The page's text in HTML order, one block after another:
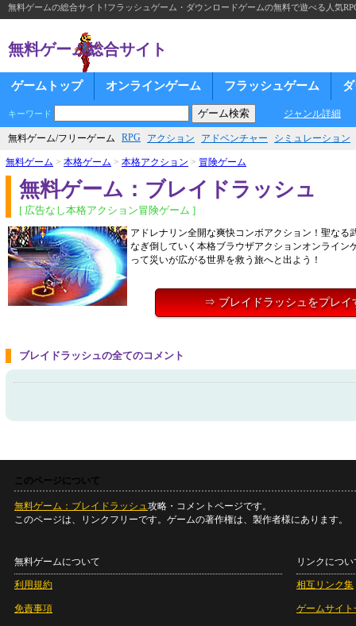
無料ゲームの総合サイト!フラッシュゲーム・ダウンロードゲームの無料で遊べる人気
無料ゲーム総合サイト
ゲームトップ オンラインゲーム フラッシュゲーム
キーワード ジャンル詳細
無料ゲーム/フリーゲーム RPG アクション アドベンチャー シミュレーション
無料ゲーム > 本格ゲーム > 本格アクション > 冒険ゲーム
無料ゲーム：ブレイドラッシュ
[ 広告なし本格アクション冒険ゲーム ]
アドレナリン全開な爽快コンボアクション！聖なる
なぎ倒していく本格ブラウザアクションオンライン
って災いが広がる世界を救う旅へと出よう！
⇒ ブレイドラッシュをプレイ
ブレイドラッシュの全てのコメント
このページについて
無料ゲーム：ブレイドラッシュ攻略・コメントページです。
このページは、リンクフリーです。ゲームの著作権は、製作者様にあります。
無料ゲームについて
利用規約
免責事項
リンクについ
相互リンク集
ゲームサイト